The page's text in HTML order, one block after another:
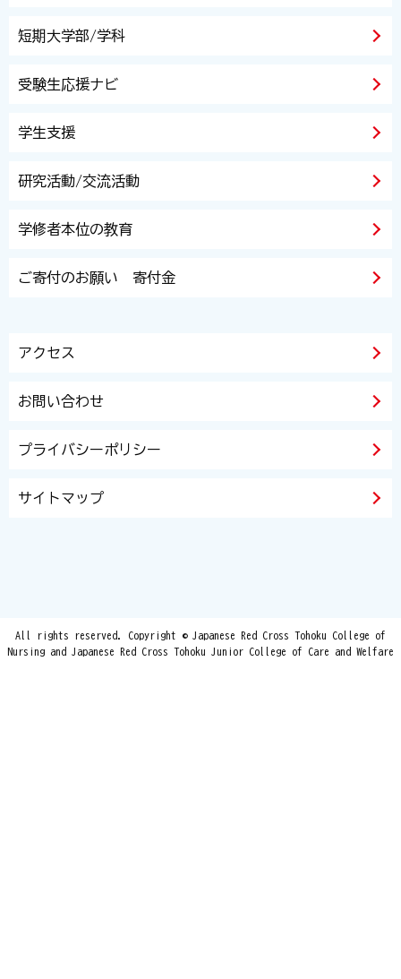
短期大学部/学科
受験生応援ナビ
学生支援
研究活動/交流活動
学修者本位の教育
ご寄付のお願い 寄付金
アクセス
お問い合わせ
プライバシーポリシー
サイトマップ
All rights reserved. Copyright © Japanese Red Cross Tohoku College of
Nursing and Japanese Red Cross Tohoku Junior College of Care and Welfare